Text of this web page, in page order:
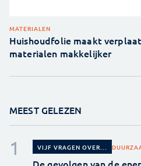
MATERIALEN
Huishoudfolie maakt
materialen makkelijker
MEEST GELEZEN
VIJF VRAGEN OVER...